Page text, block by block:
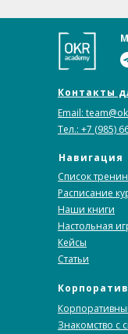
Навигация
Контакты
Знакомство с
Список
Статьи
Расписание
Кейсы
Настольная
Наши книги
Тел.: +7 (985)
Email: